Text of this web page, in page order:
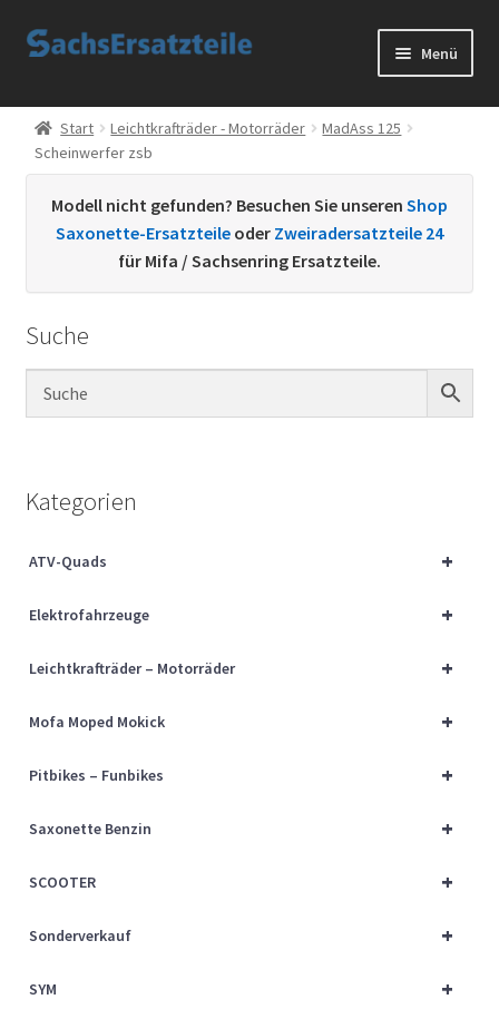
Zur
Zum
Menü
Start
AGB
Datenschutzerklärung
Kontakt
Sachs Ersatzteile
Über uns
Start Leichtkrafträder - Motorräder
MadAss 125
Scheinwerfer zsb
Modell nicht gefunden? Besuchen Sie unseren Shop
Saxonette-Ersatzteile oder Zweiradersatzteile 24
für Mifa / Sachsenring Ersatzteile.
Suche
Kategorien
+
ATV-Quads
+
Elektrofahrzeuge
+
Leichtkrafträder – Motorräder
+
Mofa Moped Mokick
+
Pitbikes – Funbikes
+
Saxonette Benzin
+
SCOOTER
+
Sonderverkauf
+
SYM